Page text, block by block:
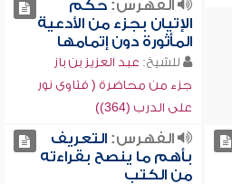
الفهرس:حكم
الإتيان بجزء من الأدعية
المأثورة دون إتمامها
للشيخ: عبد العزيز بن باز
جزء من محاضرة ( فتاوى نور
على الدرب (364))
الفهرس:التعريف
بأهم ما ينصح بقراءته
من الكتب